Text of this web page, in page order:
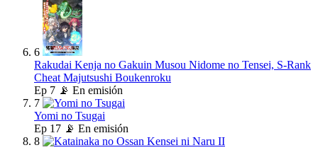
6
Rakudai Kenja no Gakuin Musou Nidome no Tensei, S-Rank
Cheat Majutsushi Boukenroku
Ep 7 📡 En emisión
7
Yomi no Tsugai
Ep 17 📡 En emisión
8